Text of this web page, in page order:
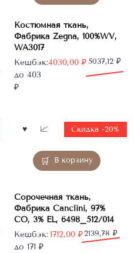
Костюмная ткань,
Фабрика Zegna, 100%WV,
WA3017
5037,12 ₽
Первоначальная
цена
составляла
4030,00 ₽
Текущая
цена:
4030,00 ₽.
Кешбэк:
до 403
₽
В корзину
Скидка -20%
Сорочечная ткань,
Фабрика Canclini, 97%
CO, 3% EL, 6498_512/014
2139,78₽
Первоначальная
цена
1712,00 ₽
Текущая
цена:
Кешбэк:
до 171 ₽